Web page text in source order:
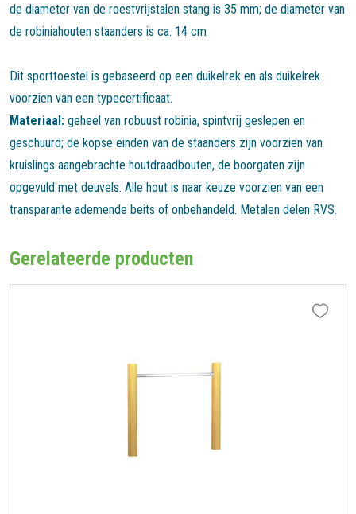
de diameter van de roestvrijstalen stang is 35 mm; de diameter van
de robiniahouten staanders is ca. 14 cm
Dit sporttoestel is gebaseerd op een duikelrek en als duikelrek
voorzien van een typecertificaat.
Materiaal: geheel van robuust robinia, spintvrij geslepen en
geschuurd; de kopse einden van de staanders zijn voorzien van
kruislings aangebrachte houtdraadbouten, de boorgaten zijn
opgevuld met deuvels. Alle hout is naar keuze voorzien van een
transparante ademende beits of onbehandeld. Metalen delen RVS.
Gerelateerde producten